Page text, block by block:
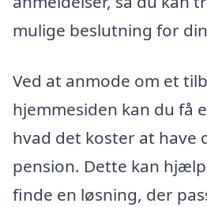
mulige beslutning for
Ved at anmode om et
hjemmesiden kan du få
hvad det koster at have
pension. Dette kan
finde en løsning, der